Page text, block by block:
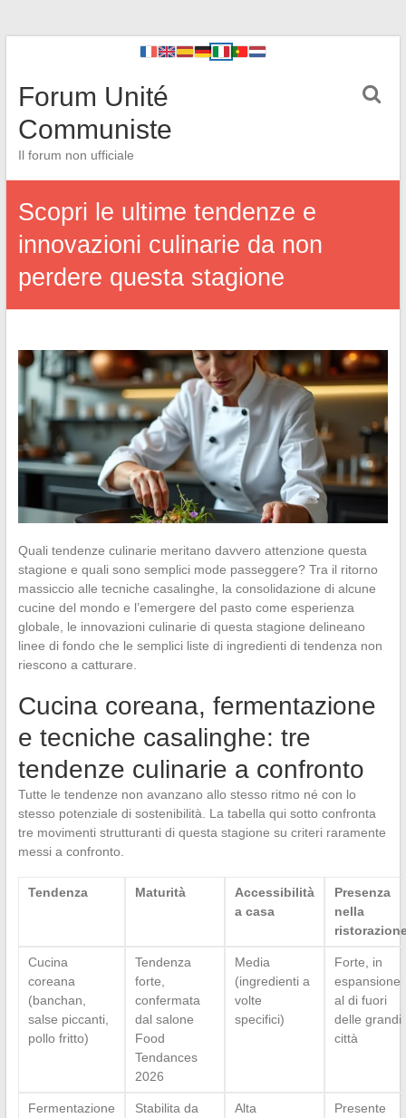
Forum Unité
Communiste
Il forum non ufficiale
Scopri le ultime tendenze e
innovazioni culinarie da non
perdere questa stagione
Quali tendenze culinarie meritano davvero attenzione questa
stagione e quali sono semplici mode passeggere? Tra il ritorno
massiccio alle tecniche casalinghe, la consolidazione di alcune
cucine del mondo e l’emergere del pasto come esperienza
globale, le innovazioni culinarie di questa stagione delineano
linee di fondo che le semplici liste di ingredienti di tendenza non
riescono a catturare.
Cucina coreana, fermentazione
e tecniche casalinghe: tre
tendenze culinarie a confronto
Tutte le tendenze non avanzano allo stesso ritmo né con lo
stesso potenziale di sostenibilità. La tabella qui sotto confronta
tre movimenti strutturanti di questa stagione su criteri raramente
messi a confronto.
Tendenza Maturità
Accessibilità
a casa
Presenza
nella
Cucina
coreana
(banchan,
salse piccanti,
pollo fritto)
Tendenza
forte,
confermata
dal salone
Food
Tendances
2026
Media
(ingredienti a
volte
specifici)
Forte, in
espansione
al di fuori
delle grandi
città
Fermentazione
Stabilita da
Alta
Presente